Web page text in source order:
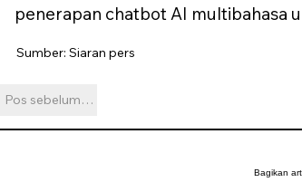
penerapan chatbot AI multibahasa
Sumber: Siaran pers
Pos sebelumnya
Bagikan